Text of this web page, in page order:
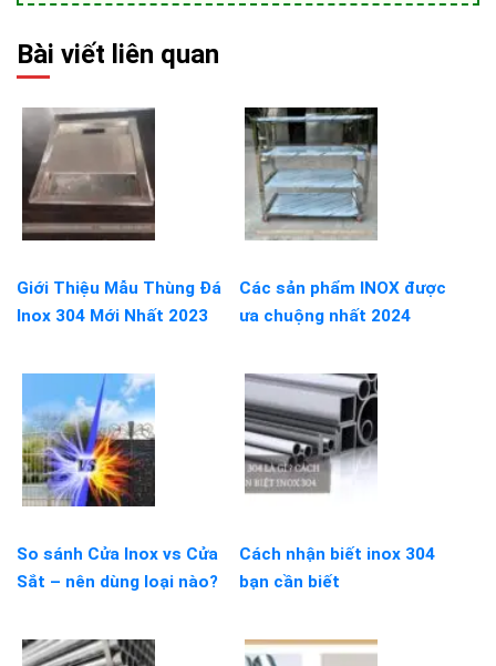
Bài viết liên quan
Giới Thiệu Mẫu Thùng Đá
Inox 304 Mới Nhất 2023
Các sản phẩm INOX được
ưa chuộng nhất 2024
So sánh Cửa Inox vs Cửa
Sắt – nên dùng loại nào?
Cách nhận biết inox 304
bạn cần biết